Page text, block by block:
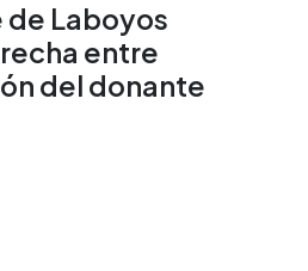
de Laboyos
entre
del donante